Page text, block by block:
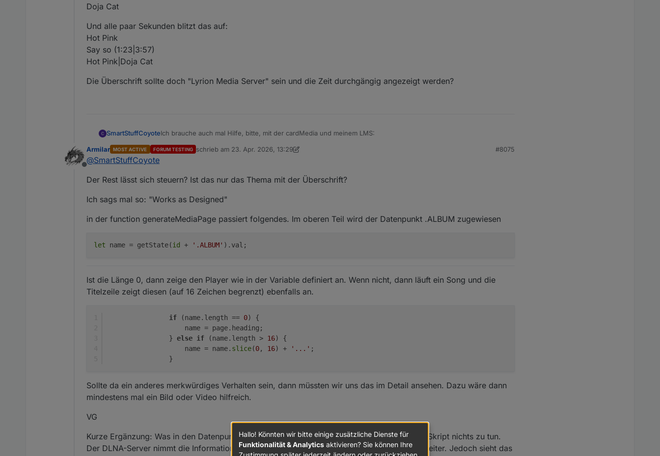
Doja Cat
Und alle paar Sekunden blitzt das auf:
Hot Pink
Say so (1:23|3:57)
Hot Pink|Doja Cat
Die Überschrift sollte doch "Lyrion Media Server" sein und die Zeit durchgängig angezeigt werden?
SmartStuffCoyoteIch brauche auch mal Hilfe, bitte, mit der cardMedia und meinem LMS:
let SqueezeboxRPC: PageType = {
    'items': [{
        adapterPlayerInstance: 'squeezeboxrpc.0.',
        mediaDevice: 'Heartbeat_4',
        colorMediaArtist: Yellow,
    }]
Aber was passiert, ist, dass auf dem NSPanel folgendes erscheint:
Hot Pink (Seiten-Überschrift)
Hot Pink|Doja Cat
Die Überschrift sollte doch "Lyrion Media Server" sein und die Zeit durchgängig angezeigt werden?
Offline
Armilar MOST ACTIVE FORUM TESTING schrieb am 23. Apr. 2026, 13:29
zuletzt editiert von Armilar
#8075
@SmartStuffCoyote
Der Rest lässt sich steuern? Ist das nur das Thema mit der Überschrift?
Ich sags mal so: "Works as Designed"
in der function generateMediaPage passiert folgendes. Im oberen Teil wird der Datenpunkt .ALBUM zugewiesen
let name = getState(id + '.ALBUM' ).val;
Ist die Länge 0, dann zeige den Player wie in der Variable definiert an. Wenn nicht, dann läuft ein Song und die
Titelzeile zeigt diesen (auf 16 Zeichen begrenzt) ebenfalls an.
if (name.length == 0) {
                    name = page.heading;
                }
else if (name.length > 16) {
                    name = name.
slice(0, 16) + '...' ;
                }
Sollte da ein anderes merkwürdiges Verhalten sein, dann müssten wir uns das im Detail ansehen. Dazu wäre dann
mindestens mal ein Bild oder Video hilfreich.
VG
Kurze Ergänzung: Was in den Datenpunkten ALBUM, TITEL, ARTIST steht, dass hat mit dem Skript nichts zu tun.
Der DLNA-Server nimmt die Informationen aus den MP3-Infos und reicht sie entsprechend weiter. Jedoch sieht das
Hallo! Könnten wir bitte einige zusätzliche Dienste für
Funktionalität & Analytics aktivieren? Sie können Ihre